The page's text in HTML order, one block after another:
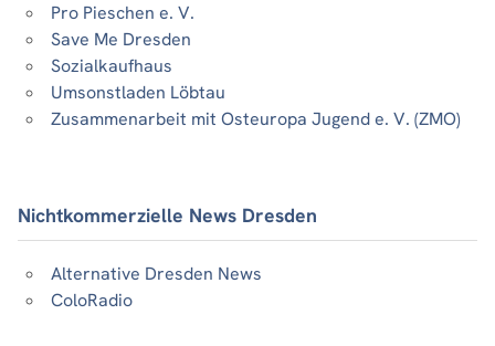
Pro Pieschen e. V.
Save Me Dresden
Sozialkaufhaus
Umsonstladen Löbtau
Zusammenarbeit mit Osteuropa Jugend e. V. (ZMO)
Nichtkommerzielle News Dresden
Alternative Dresden News
ColoRadio